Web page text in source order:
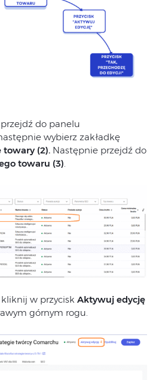
towaru
przejdź do panelu
wybierz zakładkę
towary (2). Następnie przejdź do
towaru (3).
kliknij w przycisk Aktywuj edycję
górnym rogu.